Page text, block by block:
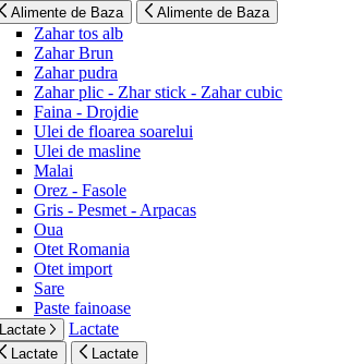
Alimente de Baza Alimente de Baza
Zahar tos alb
Zahar Brun
Zahar pudra
Zahar plic - Zhar stick - Zahar cubic
Faina - Drojdie
Ulei de floarea soarelui
Ulei de masline
Malai
Orez - Fasole
Gris - Pesmet - Arpacas
Oua
Otet Romania
Otet import
Sare
Paste fainoase
Lactate Lactate
Lactate Lactate